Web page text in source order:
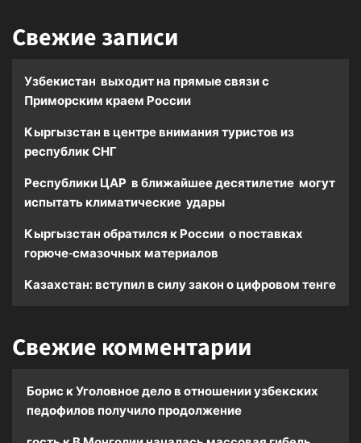
Свежие записи
Узбекистан выходит на прямые связи с
Приморским краем России
Кыргызстан в центре внимания туристов из
республик СНГ
Республики ЦАР в ближайшее десятилетие могут
испытать климатические удары
Кыргызстан обратился к России о поставках
горюче-смазочных материалов
Казахстан: вступил в силу закон о цифровом тенге
Свежие комментарии
Борис кУголовное дело в отношении узбекских
педофилов получило продолжение